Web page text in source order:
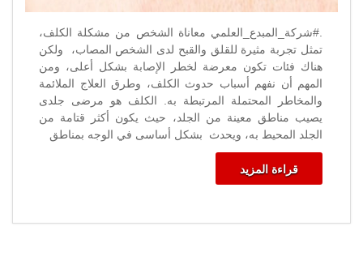
.#شركة_المبدع_العلمي معاناة الشخص من مشكلة الكلف،
تمثل تجربة مثيرة للقلق والقبح لدى الشخص المصاب، ولكن
هناك فئات تكون معرضة لخطر الإصابة بشكل أعلى، ومن
المهم أن نفهم أسباب حدوث الكلف، وطرق العلاج الملائمة
والمخاطر المحتملة المرتبطة به. الكلف هو مرضى جلدى
يصيب مناطق معينة من الجلد، حيث يكون أكثر قتامة من
الجلد المحيط به، ويحدث بشكل أساسى في الوجه بمناطق
قراءة المزيد